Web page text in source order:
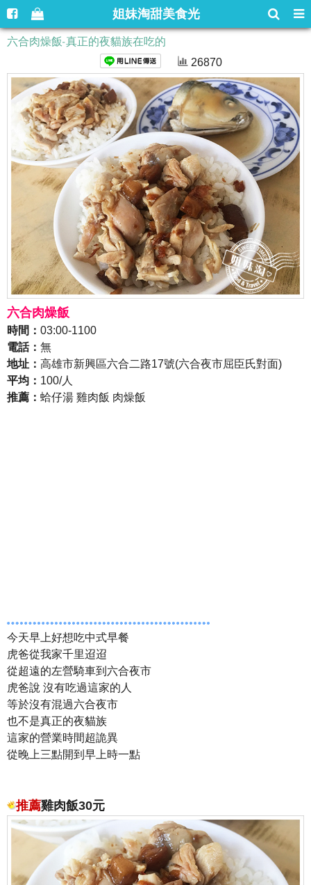
姐妹淘甜美食光
六合肉燥飯-真正的夜貓族在吃的
26870
六合肉燥飯
時間： 03:00-1100
電話： 無
地址： 高雄市新興區六合二路17號(六合夜市屈臣氏對面)
平均： 100/人
推薦： 蛤仔湯 雞肉飯 肉燥飯
今天早上好想吃中式早餐
虎爸從我家千里迢迢
從超遠的左營騎車到六合夜市
虎爸說 沒有吃過這家的人
等於沒有混過六合夜市
也不是真正的夜貓族
這家的營業時間超詭異
從晚上三點開到早上時一點
推薦雞肉飯30元